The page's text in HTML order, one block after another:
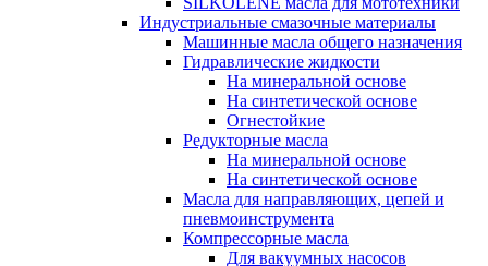
Индустриальные смазочные материалы
Машинные масла общего назначения
Гидравлические жидкости
На минеральной основе
На синтетической основе
Огнестойкие
Редукторные масла
На минеральной основе
На синтетической основе
Масла для направляющих, цепей и
пневмоинструмента
Компрессорные масла
Для вакуумных насосов